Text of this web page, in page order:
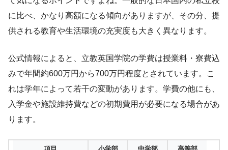
に比べ、かなり高額になる傾向がありますが、その分、提
供される教育や生活環境の充実度も大きく異なります。
公式情報によると、立教英国学院の学費は授業料・寮費込
みで年間約600万円から700万円程度とされています。こ
れは学年によって若干の変動があります。学費の他にも、
入学金や施設維持費などの初期費用が必要になる場合があ
ります。